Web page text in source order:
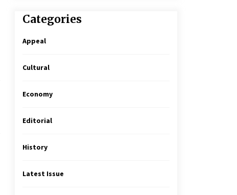
Categories
Appeal
Cultural
Economy
Editorial
History
Latest Issue